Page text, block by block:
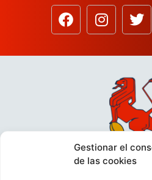
Gestionar el
de las cookies